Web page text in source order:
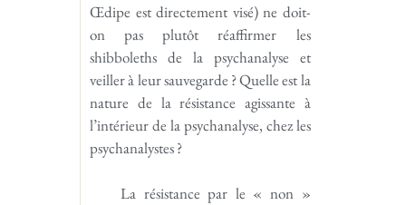
Œdipe est directement visé) ne doit-
on pas plutôt réaffirmer les
shibboleths de la psychanalyse et
veiller à leur sauvegarde ? Quelle est la
nature de la résistance agissante à
l’intérieur de la psychanalyse, chez les
psychanalystes ?
La résistance par le « non »